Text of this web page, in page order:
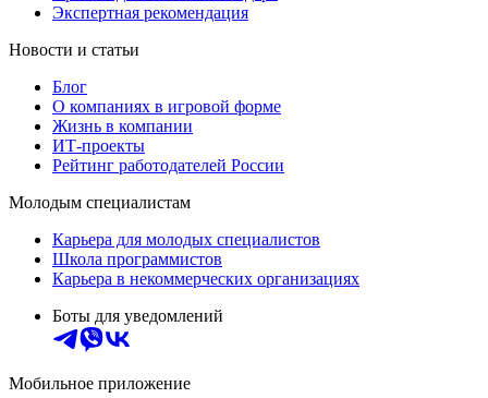
Экспертная рекомендация
Новости и статьи
Блог
О компаниях в игровой форме
Жизнь в компании
ИТ-проекты
Рейтинг работодателей России
Молодым специалистам
Карьера для молодых специалистов
Школа программистов
Карьера в некоммерческих организациях
Боты для уведомлений
Мобильное приложение